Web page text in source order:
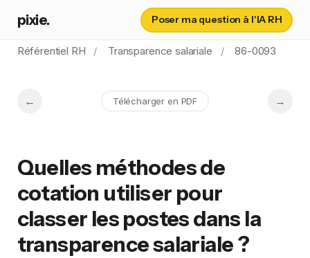
pixie. Poser ma question à l'IA RH
Référentiel RH Transparence salariale 86-0093
Télécharger en PDF
Quelles méthodes de
cotation utiliser pour
classer les postes dans la
transparence salariale ?